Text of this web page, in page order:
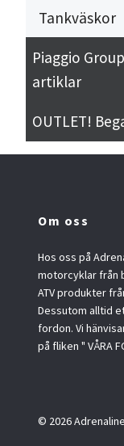
Tankväskor
Piaggio
artiklar
OUTLET!
Om oss
Hos oss på
motorcyklar från
ATV produkter
Dessutom alltid
fordon. Vi
på fliken " VÅRA
© 2026